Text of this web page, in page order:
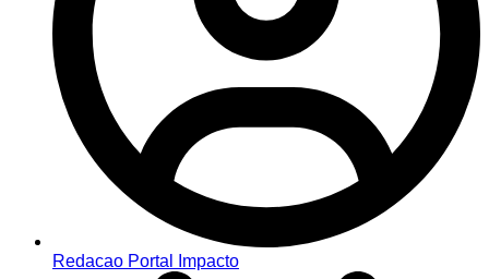
Redacao Portal Impacto